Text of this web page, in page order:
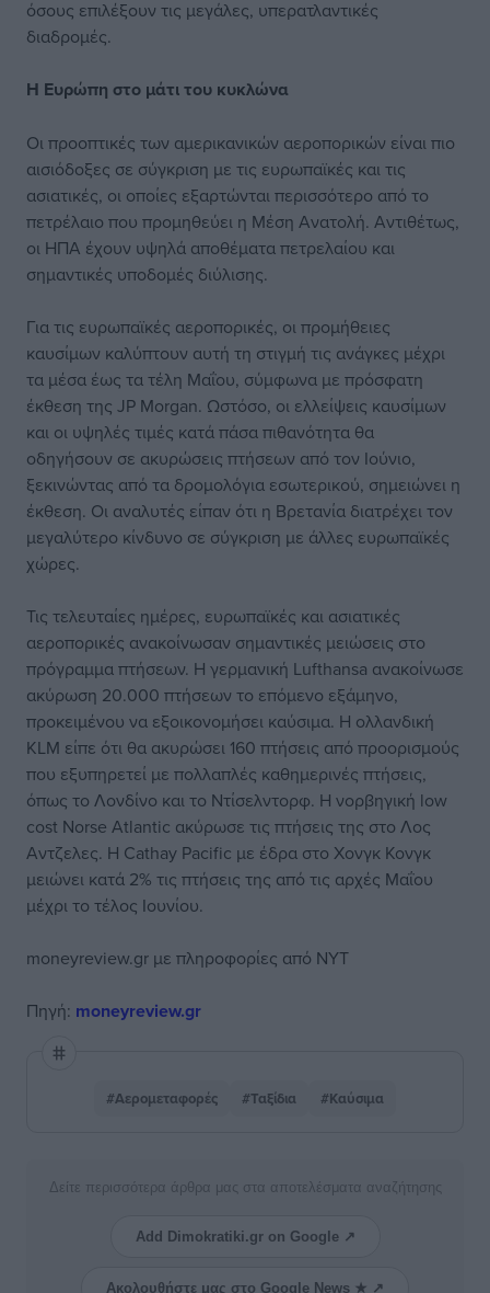
όσους επιλέξουν τις μεγάλες, υπερατλαντικές
διαδρομές.
Η Ευρώπη στο μάτι του κυκλώνα
Οι προοπτικές των αμερικανικών αεροπορικών είναι πιο
αισιόδοξες σε σύγκριση με τις ευρωπαϊκές και τις
ασιατικές, οι οποίες εξαρτώνται περισσότερο από το
πετρέλαιο που προμηθεύει η Μέση Ανατολή. Αντιθέτως,
οι ΗΠΑ έχουν υψηλά αποθέματα πετρελαίου και
σημαντικές υποδομές διύλισης.
Για τις ευρωπαϊκές αεροπορικές, οι προμήθειες
καυσίμων καλύπτουν αυτή τη στιγμή τις ανάγκες μέχρι
τα μέσα έως τα τέλη Μαΐου, σύμφωνα με πρόσφατη
έκθεση της JP Morgan. Ωστόσο, οι ελλείψεις καυσίμων
και οι υψηλές τιμές κατά πάσα πιθανότητα θα
οδηγήσουν σε ακυρώσεις πτήσεων από τον Ιούνιο,
ξεκινώντας από τα δρομολόγια εσωτερικού, σημειώνει η
έκθεση. Οι αναλυτές είπαν ότι η Βρετανία διατρέχει τον
μεγαλύτερο κίνδυνο σε σύγκριση με άλλες ευρωπαϊκές
χώρες.
Τις τελευταίες ημέρες, ευρωπαϊκές και ασιατικές
αεροπορικές ανακοίνωσαν σημαντικές μειώσεις στο
πρόγραμμα πτήσεων. Η γερμανική Lufthansa ανακοίνωσε
ακύρωση 20.000 πτήσεων το επόμενο εξάμηνο,
προκειμένου να εξοικονομήσει καύσιμα. Η ολλανδική
KLM είπε ότι θα ακυρώσει 160 πτήσεις από προορισμούς
που εξυπηρετεί με πολλαπλές καθημερινές πτήσεις,
όπως το Λονδίνο και το Ντίσελντορφ. H νορβηγική low
cost Norse Atlantic ακύρωσε τις πτήσεις της στο Λος
Αντζελες. Η Cathay Pacific με έδρα στο Χονγκ Κονγκ
μειώνει κατά 2% τις πτήσεις της από τις αρχές Μαΐου
μέχρι το τέλος Ιουνίου.
moneyreview.gr με πληροφορίες από ΝΥΤ
Πηγή: moneyreview.gr
#Αερομεταφορές #Ταξίδια #Καύσιμα
Δείτε περισσότερα άρθρα μας στα αποτελέσματα αναζήτησης
Add Dimokratiki.gr on Google ↗
Ακολουθήστε μας στο Google News ★ ↗